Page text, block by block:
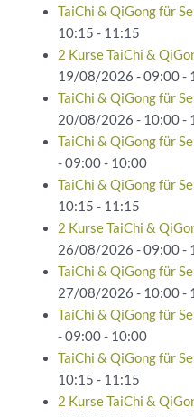
TaiChi & QiGong für
10:15 - 11:15
2 Kurse TaiChi &
19/08/2026 - 09:00 -
TaiChi & QiGong für
20/08/2026 - 10:00 -
TaiChi & QiGong für
- 09:00 - 10:00
TaiChi & QiGong für
10:15 - 11:15
2 Kurse TaiChi &
26/08/2026 - 09:00 -
TaiChi & QiGong für
27/08/2026 - 10:00 -
TaiChi & QiGong für
- 09:00 - 10:00
TaiChi & QiGong für
10:15 - 11:15
2 Kurse TaiChi &